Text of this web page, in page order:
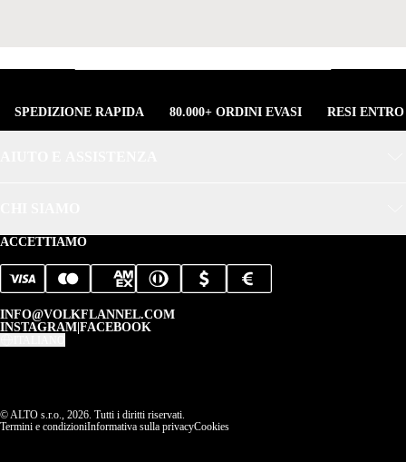
SPEDIZIONE RAPIDA 80.000+ ORDINI EVASI RESI
ACCETTIAMO
INFO@VOLKFLANNEL.COM
INSTAGRAM FACEBOOK
© ALTO s.r.o., 2026. Tutti i diritti riservati.
Termini e condizioniInformativa sulla privacyCookies